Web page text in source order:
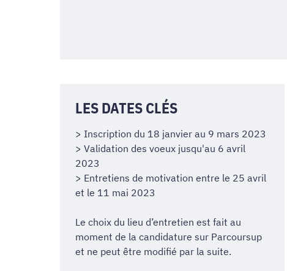
LES DATES CLÉS
> Inscription du 18 janvier au 9 mars 2023
> Validation des voeux jusqu'au 6 avril
2023
> Entretiens de motivation entre le 25 avril
et le 11 mai 2023
Le choix du lieu d’entretien est fait au
moment de la candidature sur Parcoursup
et ne peut être modifié par la suite.